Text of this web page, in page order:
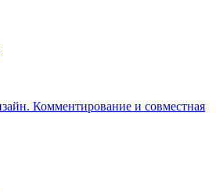
Комментирование и совместная